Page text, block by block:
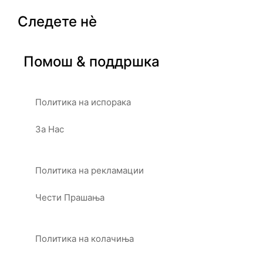
Следете нè
Помош & поддршка
Политика на испорака
За Нас
Политика на рекламации
Чести Прашања
Политика на колачиња